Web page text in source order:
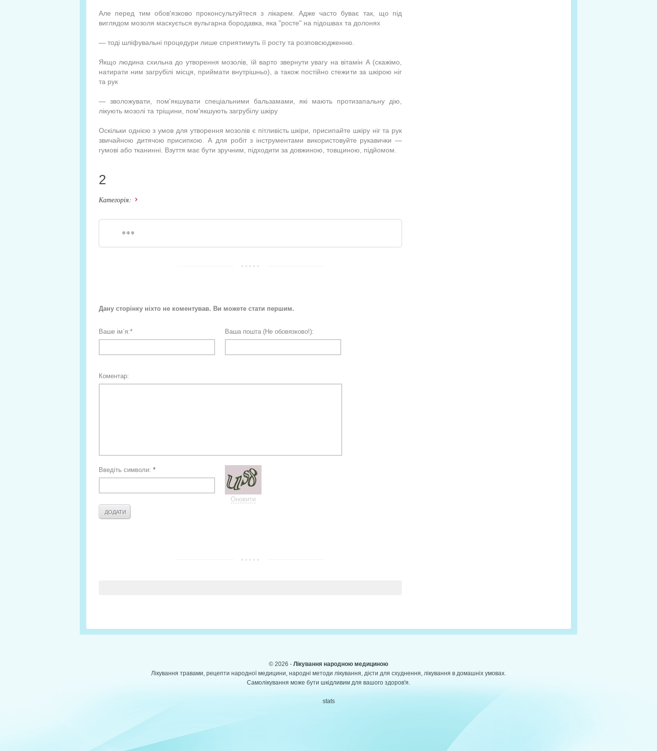
Але перед тим обов'язково проконсультуйтеся з лікарем. Адже часто буває так, що під
виглядом мозоля маскується вульгарна бородавка, яка "ро­сте" на підошвах та долонях
— тоді шліфувальні процеду­ри лише сприятимуть її росту та розповсюдженню.
Якщо людина схильна до утворення мозолів, їй варто звернути увагу на вітамін А (скажімо,
натирати ним за­грубілі місця, приймати внут­рішньо), а також постійно стежити за шкірою ніг
та рук
— зволожувати, пом'якшува­ти спеціальними бальзамами, які мають протизапальну дію,
лікують мозолі та тріщини, пом'якшують загрубілу шкіру
Оскільки однією з умов для утворення мозолів є пітли­вість шкіри, присипайте шкі­ру ніг та рук
звичайною дитя­чою присипкою. А для робіт з інструментами використовуй­те рукавички —
гумові або тка­нинні. Взуття має бути зруч­ним, підходити за довжиною, товщиною, підйомом.
2
Категорія:
***
Дану сторінку ніхто не коментував. Ви можете стати першим.
Ваше ім`я:* Ваша пошта (Не обовязково!):
Коментар:
Введіть символи: *
Оновити
© 2026 - Лікування народною медициною
Лікування травами, рецепти народної медицини, народні методи лікування, дієти для схуднення, лікування в домашніх умовах.
Самолікування може бути шкідливим для вашого здоров'я.
stats